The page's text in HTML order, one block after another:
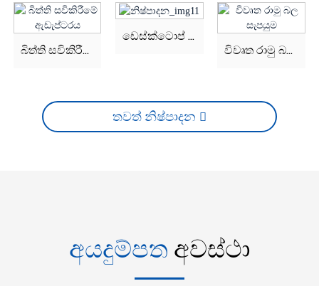
බිත්ති සවිකිරීමේ ඇඩැප්ටරය
ඩෙස්ක්ටොප් බල ඇඩැප්ටරය
විවෘත රාමු බල සැපයුම
තවත් නිෂ්පාදන
අයදුම්පත අවස්ථා